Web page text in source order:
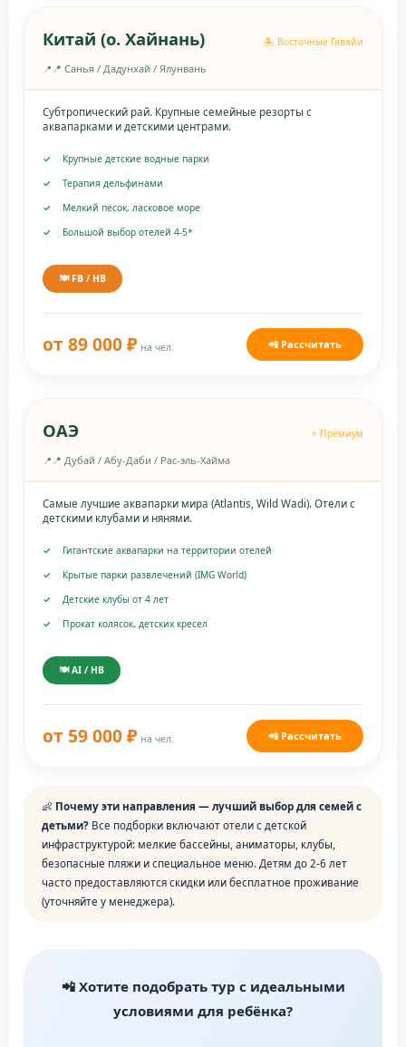
Китай (о. Хайнань) 🏝️ Восточные Гавайи
📍 Санья / Дадунхай / Ялунвань
Субтропический рай. Крупные семейные резорты с
аквапарками и детскими центрами.
Крупные детские водные парки
Терапия дельфинами
Мелкий песок, ласковое море
Большой выбор отелей 4-5*
🍽️ FB / HB
от 89 000 ₽ на чел. 📲 Рассчитать
ОАЭ ⭐ Премиум
📍 Дубай / Абу-Даби / Рас-эль-Хайма
Самые лучшие аквапарки мира (Atlantis, Wild Wadi). Отели с
детскими клубами и нянями.
Гигантские аквапарки на территории отелей
Крытые парки развлечений (IMG World)
Детские клубы от 4 лет
Прокат колясок, детских кресел
🍽️ AI / HB
от 59 000 ₽ на чел. 📲 Рассчитать
👶 Почему эти направления — лучший выбор для семей с
детьми? Все подборки включают отели с детской
инфраструктурой: мелкие бассейны, аниматоры, клубы,
безопасные пляжи и специальное меню. Детям до 2-6 лет
часто предоставляются скидки или бесплатное проживание
(уточняйте у менеджера).
📲 Хотите подобрать тур с идеальными
условиями для ребёнка?